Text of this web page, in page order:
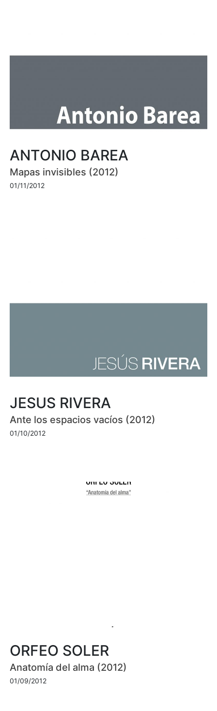
ANTONIO BAREA
Mapas invisibles (2012)
01/11/2012
JESUS RIVERA
Ante los espacios vacíos (2012)
01/10/2012
ORFEO SOLER
Anatomía del alma (2012)
01/09/2012